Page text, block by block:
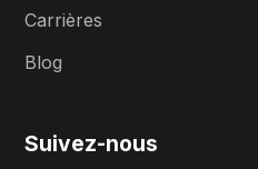
Carrières
Blog
Suivez-nous